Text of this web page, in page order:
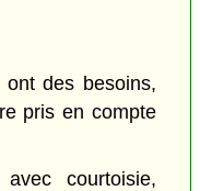
des besoins,
pris en compte
courtoisie,